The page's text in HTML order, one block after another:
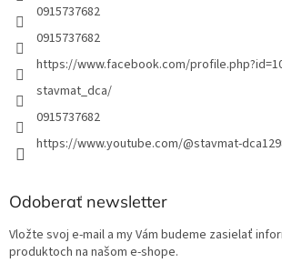
0915737682
0915737682
https://www.facebook.com/
stavmat_dca/
0915737682
https://www.youtube.com/@stavmat-
Odoberať newsletter
Vložte svoj e-mail a my Vám budeme zasielať
produktoch na našom e-shope.